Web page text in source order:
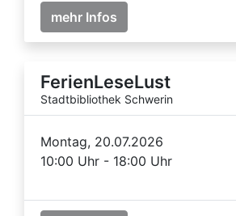
mehr Infos
FerienLeseLust
Stadtbibliothek Schwerin
Montag, 20.07.2026
10:00 Uhr - 18:00 Uhr